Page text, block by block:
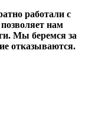
работали с
нам
Мы беремся за
отказываются.